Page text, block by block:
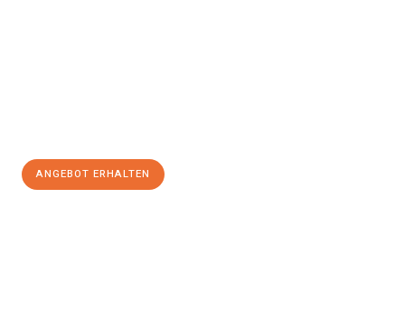
ANGEBOT ERHALTEN